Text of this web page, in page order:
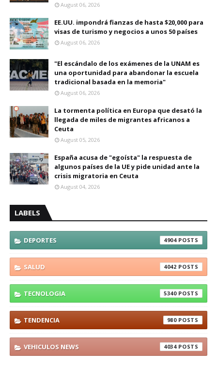
August 06, 2026
EE.UU. impondrá fianzas de hasta $20,000 para
visas de turismo y negocios a unos 50 países
August 06, 2026
"El escándalo de los exámenes de la UNAM es
una oportunidad para abandonar la escuela
tradicional basada en la memoria"
August 06, 2026
La tormenta política en Europa que desató la
llegada de miles de migrantes africanos a
Ceuta
August 05, 2026
España acusa de "egoísta" la respuesta de
algunos países de la UE y pide unidad ante la
crisis migratoria en Ceuta
August 04, 2026
LABELS
DEPORTES 4904
SALUD 4042
TECNOLOGIA 5340
TENDENCIA 980
VEHICULOS NEWS 4034